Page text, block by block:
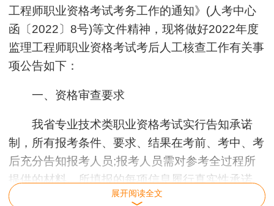
工程师职业资格考试考务工作的通知》(人考中心
函〔2022〕8号)等文件精神，现将做好2022年度
监理工程师职业资格考试考后人工核查工作有关事
项公告如下：
一、资格审查要求
我省专业技术类职业资格考试实行告知承诺
制，所有报考条件、要求、结果在考前、考中、考
后充分告知报考人员;报考人员需对参考全过程所
提供的材料、所填报的每项信息履行真实性承诺。
建立健全追溯追责复核制，报考人员填报信息、电
展开阅读全文